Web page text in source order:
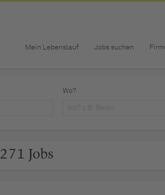
Mein Lebenslauf Jobs suchen
Wo?
271 Jobs